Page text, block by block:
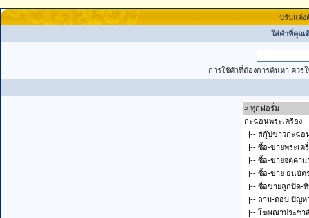
ปรับแต่ง
ใส่คำที่คุณ
การใช้คำที่ต้องการค้นหา ควร